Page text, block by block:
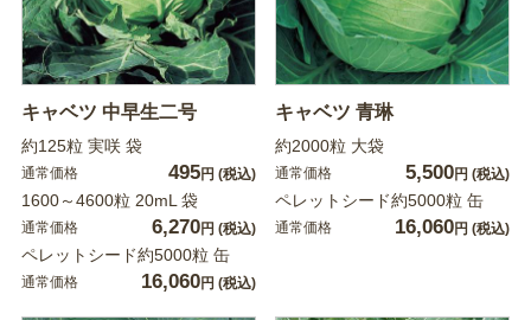
キャベツ 中早生二号
約125粒 実咲 袋
通常価格 495円 (税込)
1600～4600粒 20mL 袋
通常価格 6,270円 (税込)
ペレットシード約5000粒 缶
通常価格 16,060円 (税込)
キャベツ 青琳
約2000粒 大袋
通常価格 5,500円 (税込)
ペレットシード約5000粒 缶
通常価格 16,060円 (税込)